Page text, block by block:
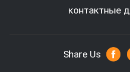
контактные
Share Us